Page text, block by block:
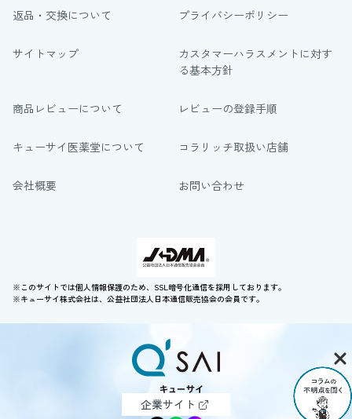
返品・交換について プライバシーポリシー
サイトマップ
カスタマーハラスメントに対す
る基本方針
商品レビューについて レビューの登録手順
キューサイ医薬堂について コラリッチ取扱い店舗
会社概要 お問い合わせ
※このサイトでは個人情報保護のため、SSL暗号化通信を採用しております。
※キューサイ株式会社は、公益社団法人日本通信販売協会の会員です。
企業サイト